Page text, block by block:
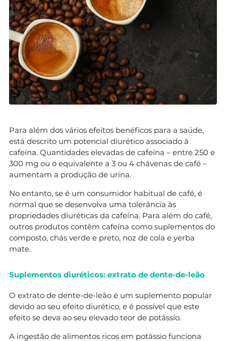
Para além dos vários efeitos benéficos para a saúde,
está descrito um potencial diurético associado à
cafeína. Quantidades elevadas de cafeína – entre 250 e
300 mg ou o equivalente a 3 ou 4 chávenas de café –
aumentam a produção de urina.
No entanto, se é um consumidor habitual de café, é
normal que se desenvolva uma tolerância às
propriedades diuréticas da cafeína. Para além do café,
outros produtos contêm cafeína como suplementos do
composto, chás verde e preto, noz de cola e yerba
mate.
Suplementos diuréticos: extrato de dente-de-leão
O extrato de dente-de-leão é um suplemento popular
devido ao seu efeito diurético, e é possível que este
efeito se deva ao seu elevado teor de potássio.
A ingestão de alimentos ricos em potássio funciona